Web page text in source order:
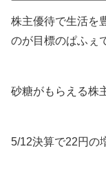
株主優待で生活を
のが目標のぱふぇ
砂糖がもらえる株
5/12決算で22円の